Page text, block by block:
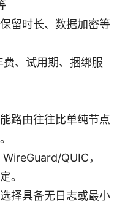
留时长、数据加密等
、试用期、捆绑服
路由往往比单纯节点
QUIC，
。
择具备无日志或最小